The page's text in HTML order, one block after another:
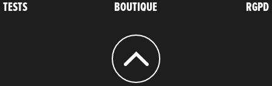
TESTS BOUTIQUE RGPD